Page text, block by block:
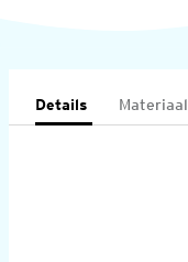
Details Materiaal